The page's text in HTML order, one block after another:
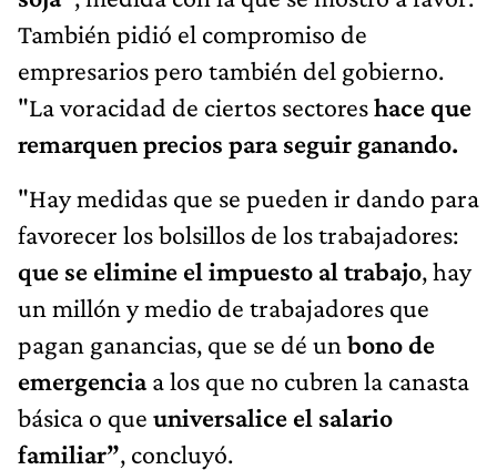
También pidió el compromiso de
empresarios pero también del gobierno.
"La voracidad de ciertos sectoreshace que
remarquen precios para seguir ganando.
"Hay medidas que se pueden ir dando para
favorecer los bolsillos de los trabajadores:
que se elimine el impuesto al trabajo, hay
un millón y medio de trabajadores que
pagan ganancias, que se dé un bono de
emergenciaa los que no cubren la canasta
básica o que universalice el salario
familiar”, concluyó.